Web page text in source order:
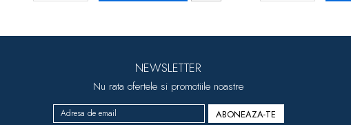
NEWSLETTER
Nu rata ofertele si promotiile noastre